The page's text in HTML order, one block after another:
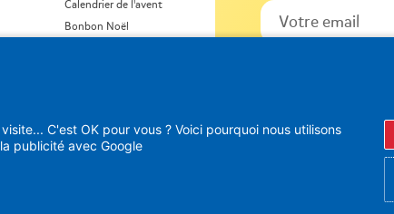
Calendrier de l'avent
Bonbon Noël
d’informations sur la
personnelles et pour
Politique
Vous pouvez à tout
partie basse des
C'est OK pour vous ? Voici pourquoi nous utilisons
publicité avec Google